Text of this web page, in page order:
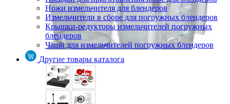
Ножи измельчителя для блендеров
Измельчители в сборе для погружных блендеров
Крышки-редукторы измельчителей погружных
блендеров
Чаши для измельчителей погружных блендеров
Другие товары каталога